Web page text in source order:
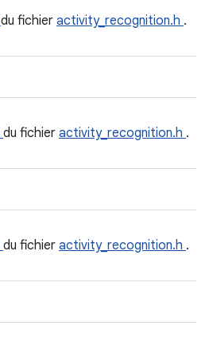
du fichier activity_recognition.h .
du fichier activity_recognition.h .
du fichier activity_recognition.h .